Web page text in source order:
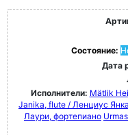
Состояние:
Дата
Исполнители: Mätlik
Janika, flute / Ленциус
Лаури, фортепиано